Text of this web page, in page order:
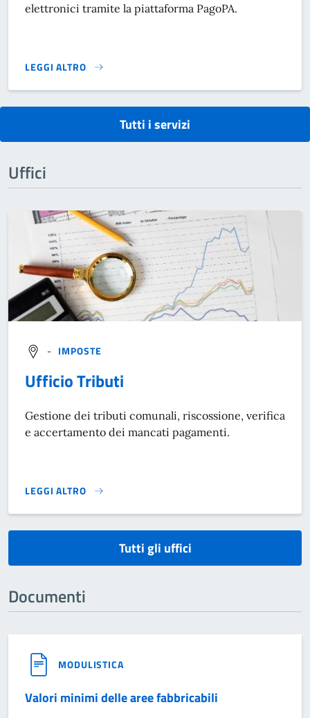
elettronici tramite la piattaforma PagoPA.
LEGGI ALTRO
PAGAMENTI}
Tutti i servizi
Uffici
- IMPOSTE
Ufficio Tributi
Gestione dei tributi comunali, riscossione, verifica
e accertamento dei mancati pagamenti.
LEGGI ALTRO
}
Tutti gli uffici
Documenti
MODULISTICA
Valori minimi delle aree fabbricabili